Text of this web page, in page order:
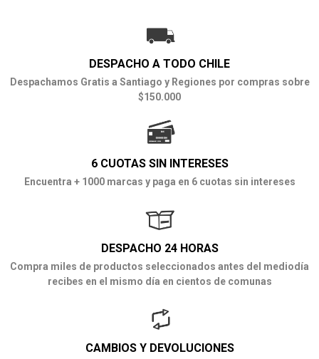
DESPACHO A TODO CHILE
Despachamos Gratis a Santiago y Regiones por compras sobre
$150.000
6 CUOTAS SIN INTERESES
Encuentra + 1000 marcas y paga en 6 cuotas sin intereses
DESPACHO 24 HORAS
Compra miles de productos seleccionados antes del mediodía
recibes en el mismo día en cientos de comunas
CAMBIOS Y DEVOLUCIONES